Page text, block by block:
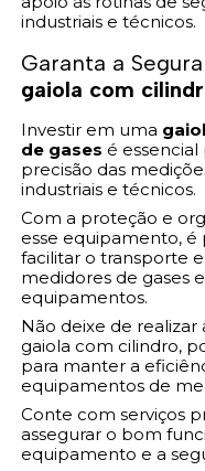
industriais e técnicos.
Garanta a
gaiola com
Investir em uma
de gases é essencial
precisão das
industriais e técnicos.
Com a proteção e
esse equipamento, é
facilitar o transporte
medidores de gases
equipamentos.
Não deixe de
gaiola com cilindro,
para manter a
equipamentos de
Conte com serviços
assegurar o bom
equipamento e a